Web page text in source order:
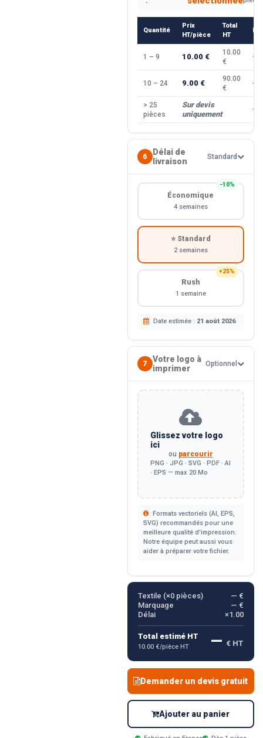
Quantité
Prix
HT/pièce
Total
HT
1 – 9 10.00 €
10.00
€
—
10 – 24 9.00 €
90.00
€
> 25
pièces
Sur devis
uniquement
—
6
Délai de
livraison
Standard
−10%
Économique
4 semaines
⭐ Standard
2 semaines
+25%
Rush
1 semaine
Date estimée : 21 août 2026
7
Votre logo à
imprimer
Optionnel
Glissez votre logo
ici
ou parcourir
PNG · JPG · SVG · PDF · AI
· EPS — max 20 Mo
Formats vectoriels (AI, EPS,
SVG) recommandés pour une
meilleure qualité d'impression.
Notre équipe peut aussi vous
aider à préparer votre fichier.
Textile (×0pièces)
— €
Marquage
— €
Délai
×1.00
Total estimé HT
10.00 €/pièce HT — € HT
Demander un devis gratuit
Ajouter au panier